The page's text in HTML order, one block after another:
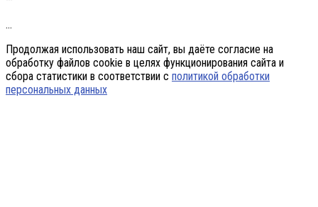
…
Продолжая использовать наш сайт, вы даёте согласие на
обработку файлов cookie в целях функционирования сайта и
сбора статистики в соответствии с политикой обработки
персональных данных